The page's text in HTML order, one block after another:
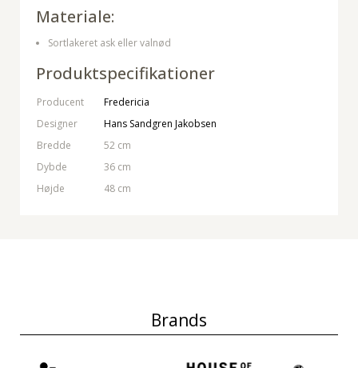
Materiale:
Sortlakeret ask eller valnød
Produktspecifikationer
Producent
Fredericia
Designer
Hans Sandgren Jakobsen
Bredde
52 cm
Dybde
36 cm
Højde
48 cm
Brands